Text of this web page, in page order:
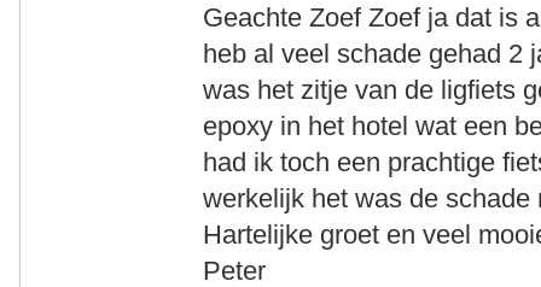
Geachte Zoef Zoef ja dat is
heb al veel schade gehad 2
was het zitje van de ligfiets
epoxy in het hotel wat een
had ik toch een prachtige
werkelijk het was de schade
Hartelijke groet en veel
Peter